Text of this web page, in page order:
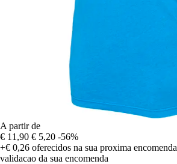
A partir de
€ 11,90 € 5,20 -56%
+€ 0,26 oferecidos na sua proxima encomenda
validacao da sua encomenda